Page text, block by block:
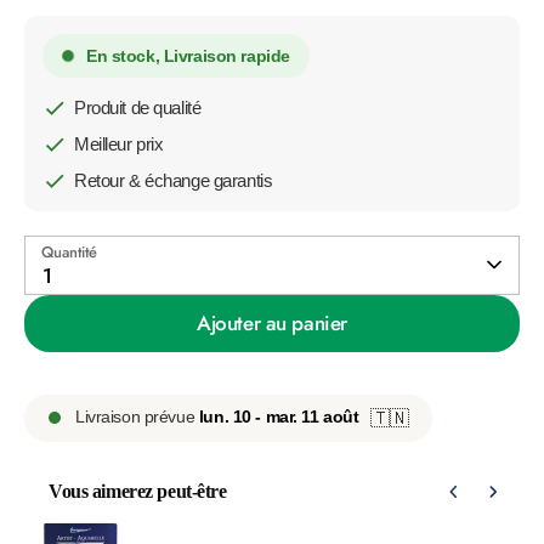
En stock, Livraison rapide
Produit de qualité
Meilleur prix
Retour & échange garantis
Quantité
1
Ajouter au panier
Livraison prévue lun. 10 - mar. 11 août 🇹🇳
Vous aimerez peut-être
Use the Previous and Next buttons to navigate through